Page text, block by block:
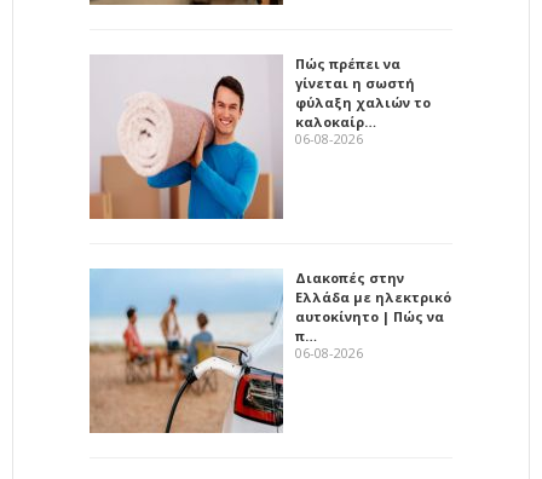
Πώς πρέπει να
γίνεται η σωστή
φύλαξη χαλιών το
καλοκαίρ…
06-08-2026
Διακοπές στην
Ελλάδα με ηλεκτρικό
αυτοκίνητο | Πώς να
π…
06-08-2026